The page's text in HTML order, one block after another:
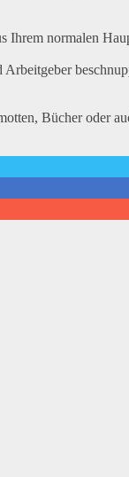
normalen
Bücher oder